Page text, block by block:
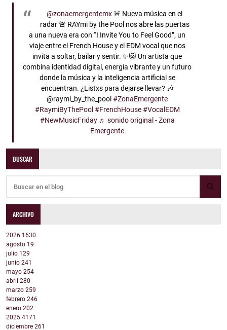
@zonaemergentemx🚨 Nueva música en el
radar 🚨 RAYmi by the Pool nos abre las puertas
a una nueva era con “I Invite You to Feel Good”, un
viaje entre el French House y el EDM vocal que nos
invita a soltar, bailar y sentir. ✨🐱 Un artista que
combina identidad digital, energía vibrante y un futuro
donde la música y la inteligencia artificial se
encuentran. ¿Listxs para dejarse llevar? 🎶
@raymi_by_the_pool#ZonaEmergente
#RaymiByThePool #FrenchHouse #VocalEDM
#NewMusicFriday ♬ sonido original - Zona
Emergente
BUSCAR
ARCHIVO
2026 1630
agosto 19
julio 129
junio 241
mayo 254
abril 280
marzo 259
febrero 246
enero 202
2025 4171
diciembre 261